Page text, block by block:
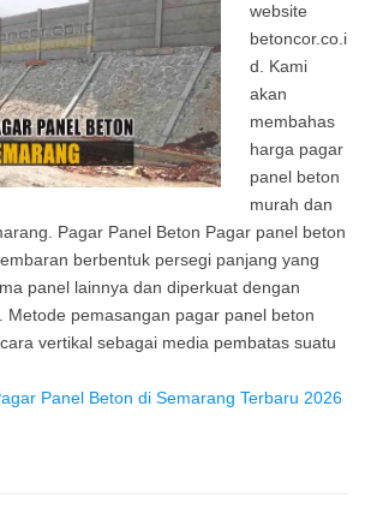
website
betoncor.co.i
d. Kami
akan
membahas
harga pagar
panel beton
murah dan
Pagar Panel Beton Pagar panel beton
berbentuk persegi panjang yang
panel lainnya dan diperkuat dengan
Metode pemasangan pagar panel beton
vertikal sebagai media pembatas suatu
Panel Beton di Semarang Terbaru 2026